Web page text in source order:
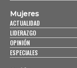
Mujeres
ACTUALIDAD
LIDERAZGO
OPINIÓN
ESPECIALES